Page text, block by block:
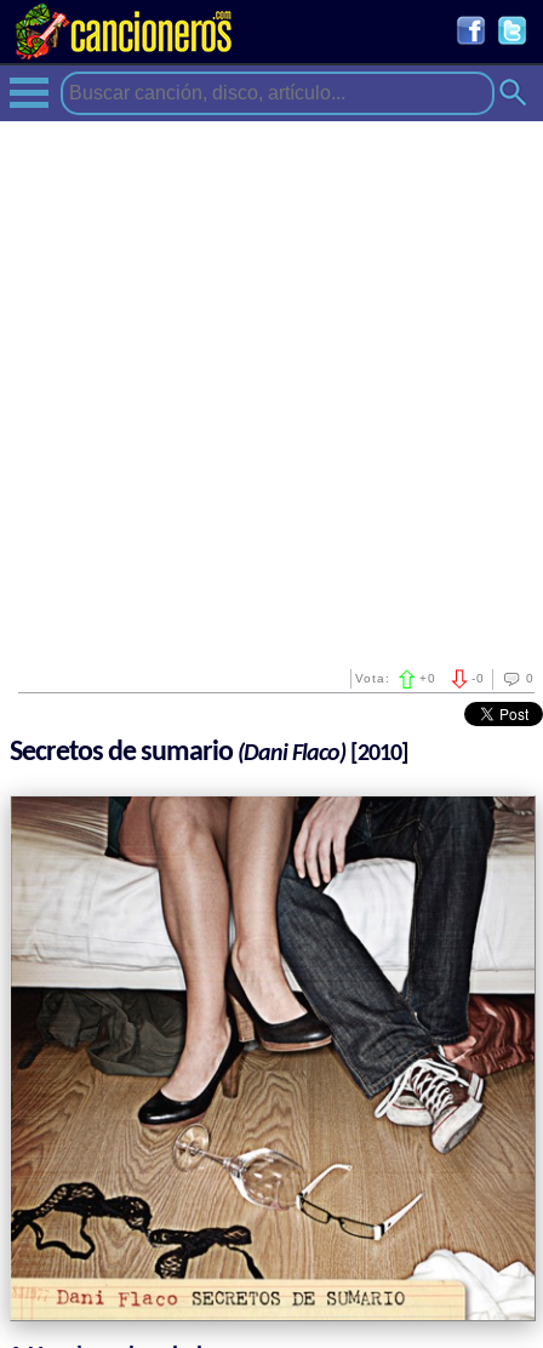
0
-0
Vota: +0
Secretos de sumario(Dani Flaco)[2010]